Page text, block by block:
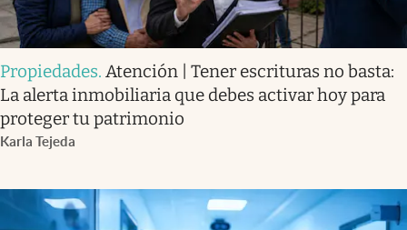
Propiedades. Atención | Tener escrituras no basta:
La alerta inmobiliaria que debes activar hoy para
proteger tu patrimonio
Karla Tejeda